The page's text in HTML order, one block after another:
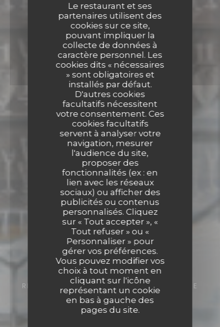
Le restaurant et ses
partenaires utilisent des
cookies sur ce site,
pouvant impliquer la
collecte de données à
caractère personnel. Les
cookies dits « nécessaires
» sont obligatoires et
installés par défaut.
D'autres cookies
facultatifs nécessitent
votre consentement. Ces
cookies facultatifs
servent à analyser votre
navigation, mesurer
l'audience du site,
proposer des
fonctionnalités (ex : en
lien avec les réseaux
sociaux) ou afficher des
publicités ou contenus
personnalisés. Cliquez
sur « Tout accepter », «
Tout refuser » ou «
Personnaliser » pour
gérer vos préférences.
Vous pouvez modifier vos
choix à tout moment en
cliquant sur l'icône
représentant un cookie
en bas à gauche des
pages du site.
RESTAURANT ITALIEN
5B RUE FRANÇOIS DE
CUREL 57000 METZ